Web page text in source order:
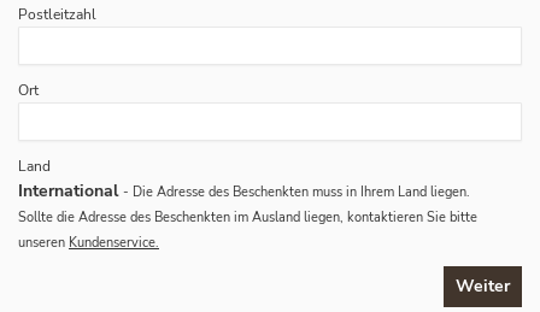
Postleitzahl
Ort
Land
International - Die Adresse des Beschenkten muss in Ihrem Land liegen.
Sollte die Adresse des Beschenkten im Ausland liegen, kontaktieren Sie bitte
unseren Kundenservice.
Weiter